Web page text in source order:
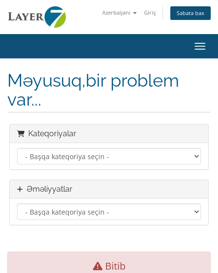
Azerbaijani Giriş Səbətə bax
Məyusuq,bir problem
var...
Kateqoriyalar
Əməliyyatlar
Bitib